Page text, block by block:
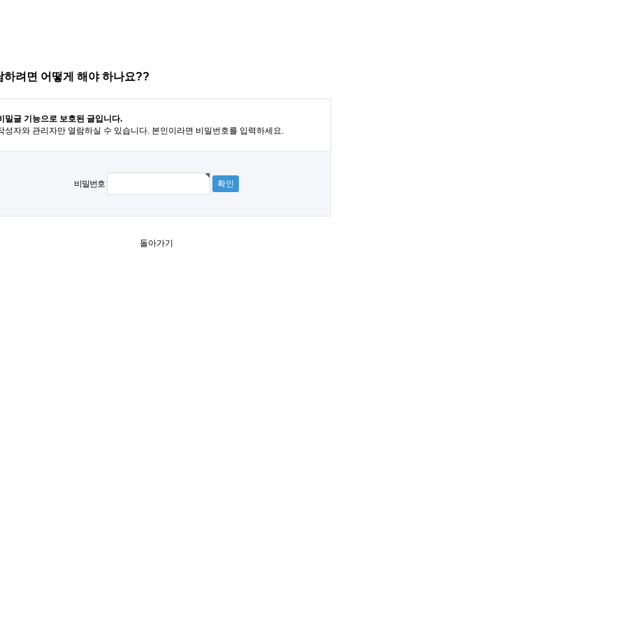
하려면 어떻게 해야 하나요??
밀글 기능으로 보호된 글입니다.
성자와 관리자만 열람하실 수 있습니다. 본인이라면 비밀번호를 입력하세요.
비밀번호
돌아가기